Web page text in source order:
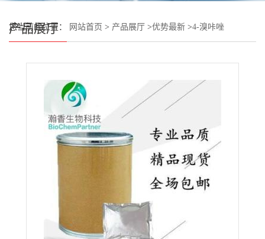
产品展厅
您当前的位置： 网站首页 > 产品展厅 >优势最新 >4-溴咔唑